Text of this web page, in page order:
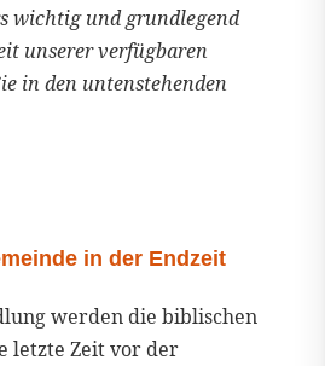
wichtig und grundlegend
unserer verfügbaren
in den untenstehenden
in der Endzeit
werden die biblischen
letzte Zeit vor der